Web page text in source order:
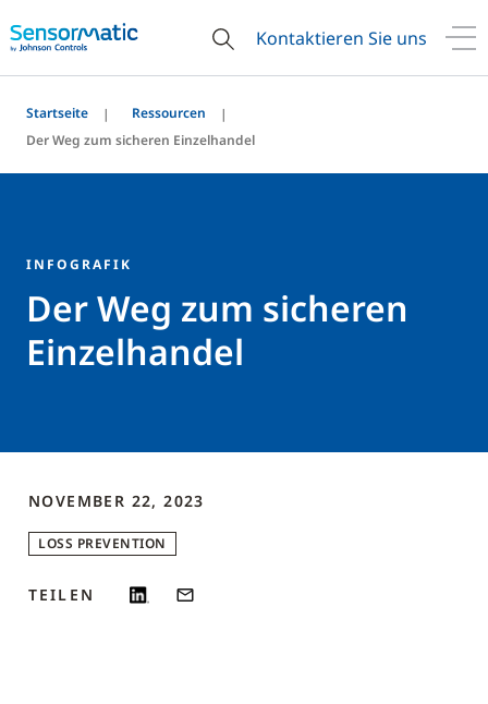
Kontaktieren Sie uns
Startseite
Ressourcen
Der Weg zum sicheren Einzelhandel
INFOGRAFIK
Der Weg zum sicheren
Einzelhandel
NOVEMBER 22, 2023
LOSS PREVENTION
TEILEN